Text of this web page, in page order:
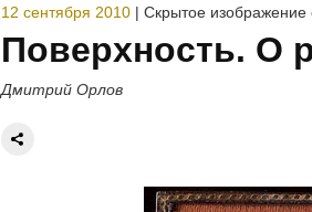
12 сентября 2010 | Скрытое
Поверхность. О
Дмитрий Орлов